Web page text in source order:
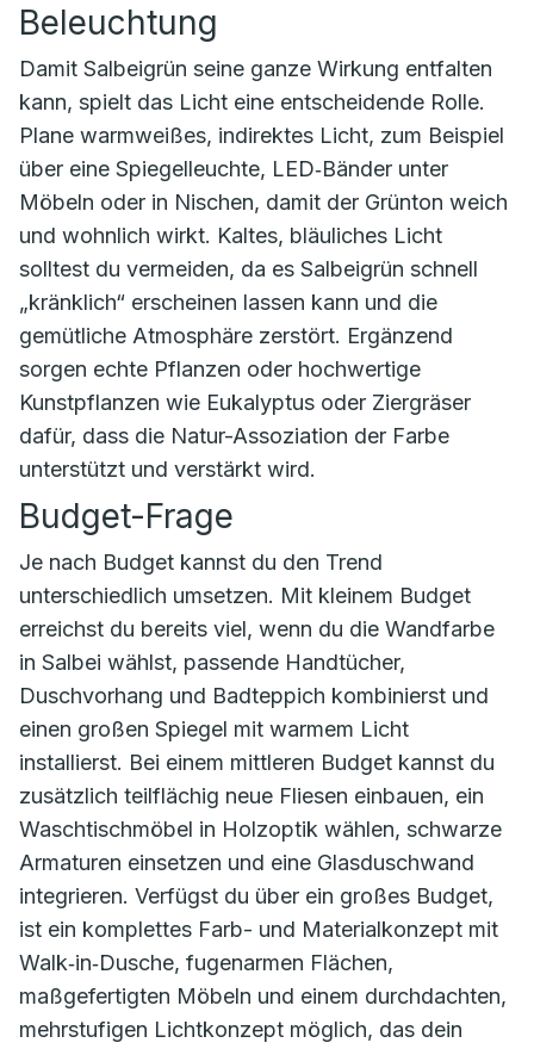
Beleuchtung
Damit Salbeigrün seine ganze Wirkung entfalten
kann, spielt das Licht eine entscheidende Rolle.
Plane warmweißes, indirektes Licht, zum Beispiel
über eine Spiegelleuchte, LED‑Bänder unter
Möbeln oder in Nischen, damit der Grünton weich
und wohnlich wirkt. Kaltes, bläuliches Licht
solltest du vermeiden, da es Salbeigrün schnell
„kränklich“ erscheinen lassen kann und die
gemütliche Atmosphäre zerstört. Ergänzend
sorgen echte Pflanzen oder hochwertige
Kunstpflanzen wie Eukalyptus oder Ziergräser
dafür, dass die Natur-Assoziation der Farbe
unterstützt und verstärkt wird.
Budget-Frage
Je nach Budget kannst du den Trend
unterschiedlich umsetzen. Mit kleinem Budget
erreichst du bereits viel, wenn du die Wandfarbe
in Salbei wählst, passende Handtücher,
Duschvorhang und Badteppich kombinierst und
einen großen Spiegel mit warmem Licht
installierst. Bei einem mittleren Budget kannst du
zusätzlich teilflächig neue Fliesen einbauen, ein
Waschtischmöbel in Holzoptik wählen, schwarze
Armaturen einsetzen und eine Glasduschwand
integrieren. Verfügst du über ein großes Budget,
ist ein komplettes Farb- und Materialkonzept mit
Walk‑in‑Dusche, fugenarmen Flächen,
maßgefertigten Möbeln und einem durchdachten,
mehrstufigen Lichtkonzept möglich, das dein